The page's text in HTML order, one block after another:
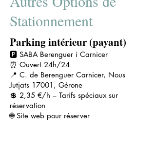
Stationnement
Parking intérieur (payant)
🅿️ SABA Berenguer i Carnicer
⏰ Ouvert 24h/24
📍 C. de Berenguer Carnicer, Nous
Jutjats 17001, Gérone
💲 2,35 €/h – Tarifs spéciaux sur
réservation
🌐 Site web pour réserver